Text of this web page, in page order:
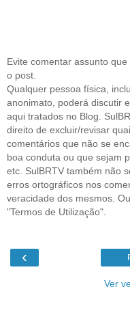
Evite comentar assunto
o post.
Qualquer pessoa física,
anonimato, poderá discutir
aqui tratados no Blog.
direito de excluir/revisar
comentários que não se
boa conduta ou que sejam
etc. SulBRTV também não
erros ortográficos nos
veracidade dos mesmos.
"Termos de Utilização".
‹
Ver